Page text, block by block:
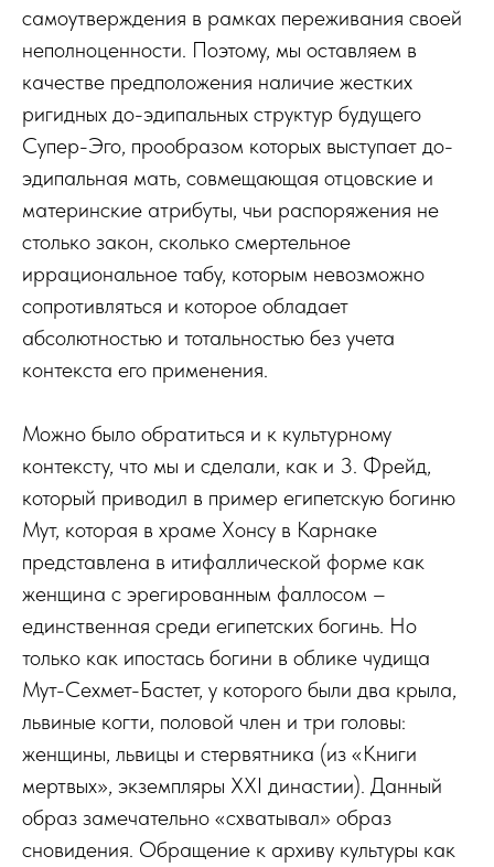
самоутверждения в рамках переживания своей
неполноценности. Поэтому, мы оставляем в
качестве предположения наличие жестких
ригидных до-эдипальных структур будущего
Супер-Эго, прообразом которых выступает до-
эдипальная мать, совмещающая отцовские и
материнские атрибуты, чьи распоряжения не
столько закон, сколько смертельное
иррациональное табу, которым невозможно
сопротивляться и которое обладает
абсолютностью и тотальностью без учета
контекста его применения.
Можно было обратиться и к культурному
контексту, что мы и сделали, как и 3. Фрейд,
который приводил в пример египетскую богиню
Мут, которая в храме Хонсу в Карнаке
представлена в итифаллической форме как
женщина с эрегированным фаллосом –
единственная среди египетских богинь. Но
только как ипостась богини в облике чудища
Мут-Сехмет-Бастет, у которого были два крыла,
львиные когти, половой член и три головы:
женщины, львицы и стервятника (из «Книги
мертвых», экземпляры XXI династии). Данный
образ замечательно «схватывал» образ
сновидения. Обращение к архиву культуры как